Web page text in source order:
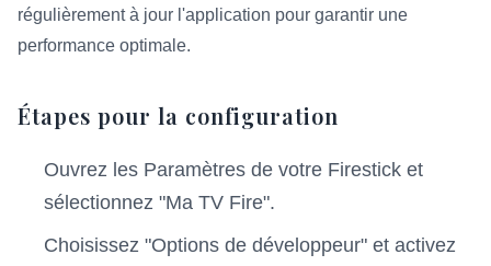
régulièrement à jour l'application pour garantir une
performance optimale.
Étapes pour la configuration
Ouvrez les Paramètres de votre Firestick et
sélectionnez "Ma TV Fire".
Choisissez "Options de développeur" et activez